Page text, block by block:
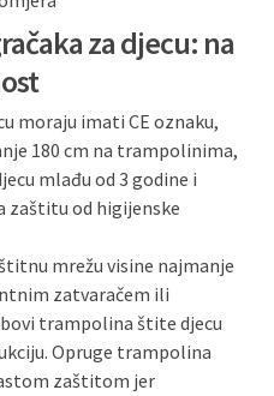
za djecu: na
moraju imati CE oznaku,
180 cm na trampolinima,
mlađu od 3 godine i
zaštitu od higijenske
mrežu visine najmanje
zatvaračem ili
trampolina štite djecu
Opruge trampolina
zaštitom jer